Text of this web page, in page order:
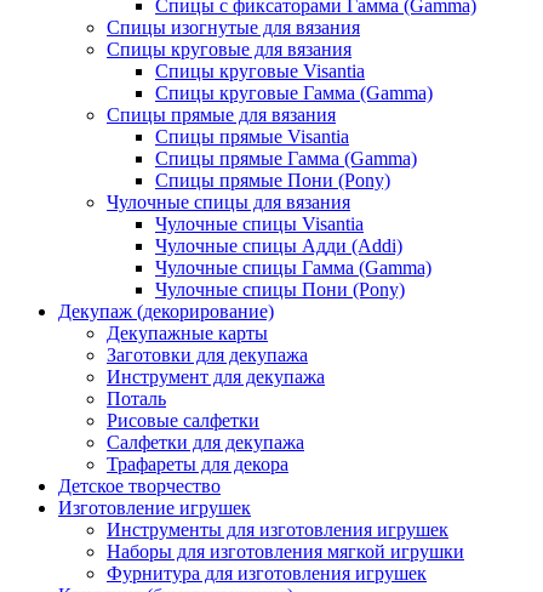
Спицы с фиксаторами Гамма (Gamma)
Спицы изогнутые для вязания
Спицы круговые для вязания
Спицы круговые Visantia
Спицы круговые Гамма (Gamma)
Спицы прямые для вязания
Спицы прямые Visantia
Спицы прямые Гамма (Gamma)
Спицы прямые Пони (Pony)
Чулочные спицы для вязания
Чулочные спицы Visantia
Чулочные спицы Адди (Addi)
Чулочные спицы Гамма (Gamma)
Чулочные спицы Пони (Pony)
Декупаж (декорирование)
Декупажные карты
Заготовки для декупажа
Инструмент для декупажа
Поталь
Рисовые салфетки
Салфетки для декупажа
Трафареты для декора
Детское творчество
Изготовление игрушек
Инструменты для изготовления игрушек
Наборы для изготовления мягкой игрушки
Фурнитура для изготовления игрушек